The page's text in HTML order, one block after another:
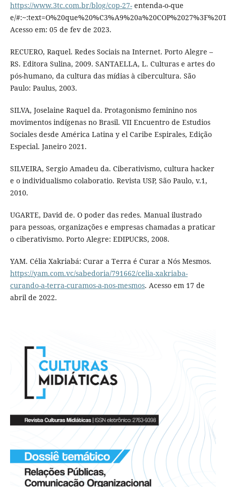
https://www.3tc.com.br/blog/cop-27-entenda-o-que
e/
Acesso em: 05 de fev de 2023.
RECUERO, Raquel. Redes Sociais na Internet. Porto Alegre –
RS. Editora Sulina, 2009. SANTAELLA, L. Culturas e artes do
pós-humano, da cultura das mídias à cibercultura. São
Paulo: Paulus, 2003.
SILVA, Joselaine Raquel da. Protagonismo feminino nos
movimentos indígenas no Brasil. VII Encuentro de Estudios
Sociales desde América Latina y el Caribe Espirales, Edição
Especial. Janeiro 2021.
SILVEIRA, Sergio Amadeu da. Ciberativismo, cultura hacker
e o individualismo colaboratio. Revista USP, São Paulo, v.1,
2010.
UGARTE, David de. O poder das redes. Manual ilustrado
para pessoas, organizações e empresas chamadas a praticar
o ciberativismo. Porto Alegre: EDIPUCRS, 2008.
YAM. Célia Xakriabá: Curar a Terra é Curar a Nós Mesmos.
https://yam.com.vc/sabedoria/791662/celia-xakriaba-
curando-a-terra-curamos-a-nos-mesmos. Acesso em 17 de
abril de 2022.